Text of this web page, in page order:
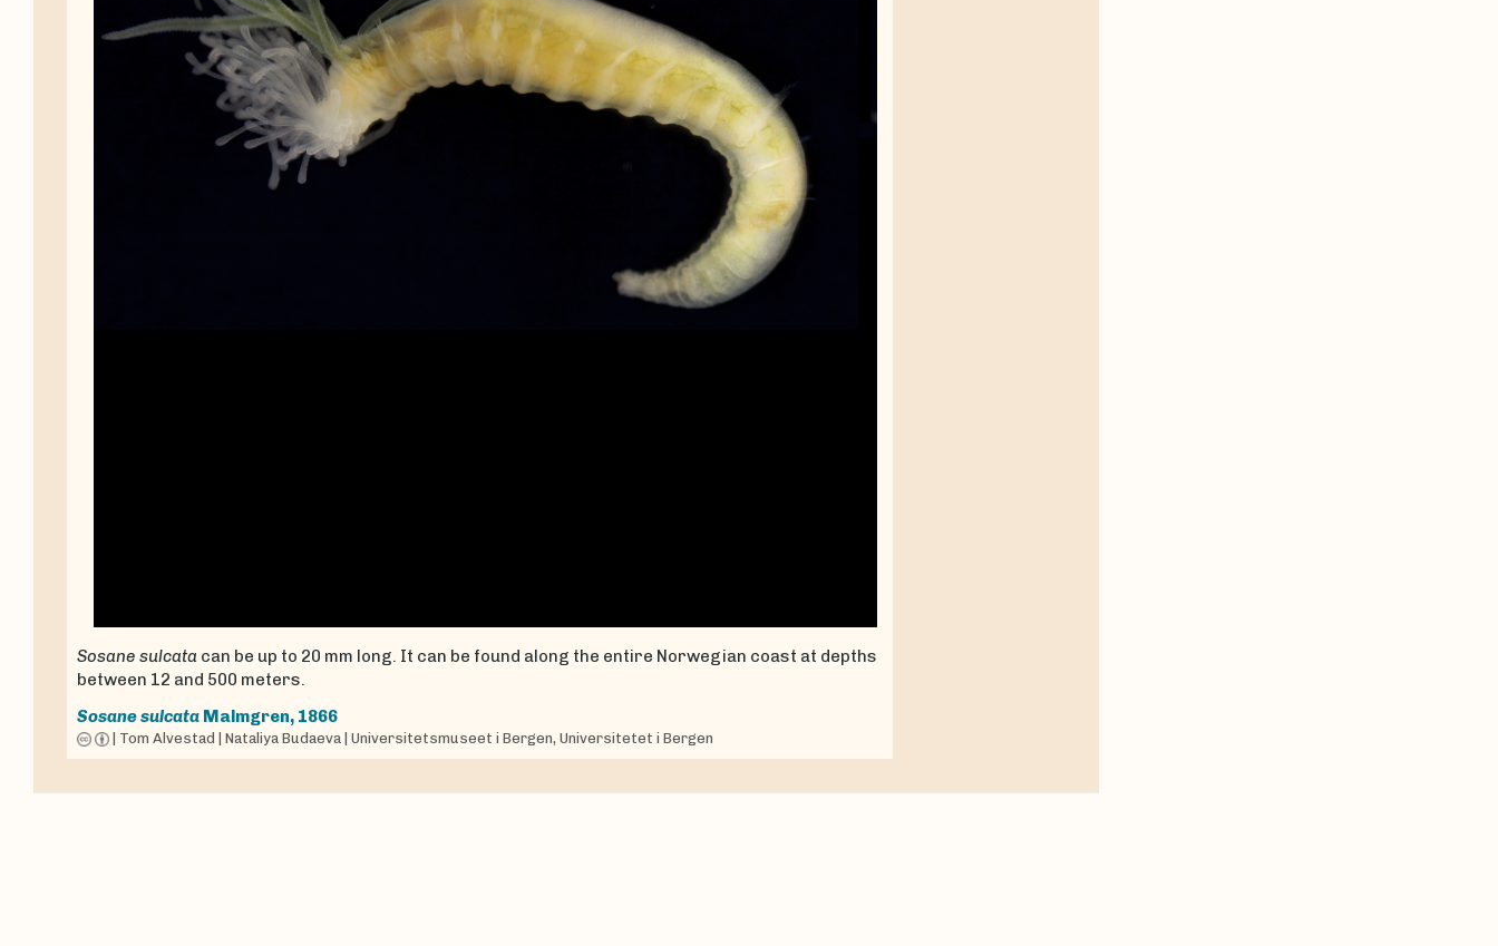
Sosane sulcata can be up to 20 mm long. It can be found along the entire Norwegian coast at depths
between 12 and 500 meters.
Sosane sulcata Malmgren, 1866
| Tom Alvestad | Nataliya Budaeva | Universitetsmuseet i Bergen, Universitetet i Bergen